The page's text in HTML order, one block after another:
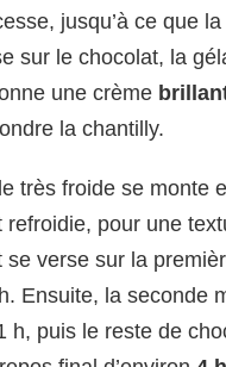
jusqu’à ce que
sur le chocolat, la
une crème
la chantilly.
très froide se monte
refroidie, pour une
se verse sur la
Ensuite, la seconde
h, puis le reste de